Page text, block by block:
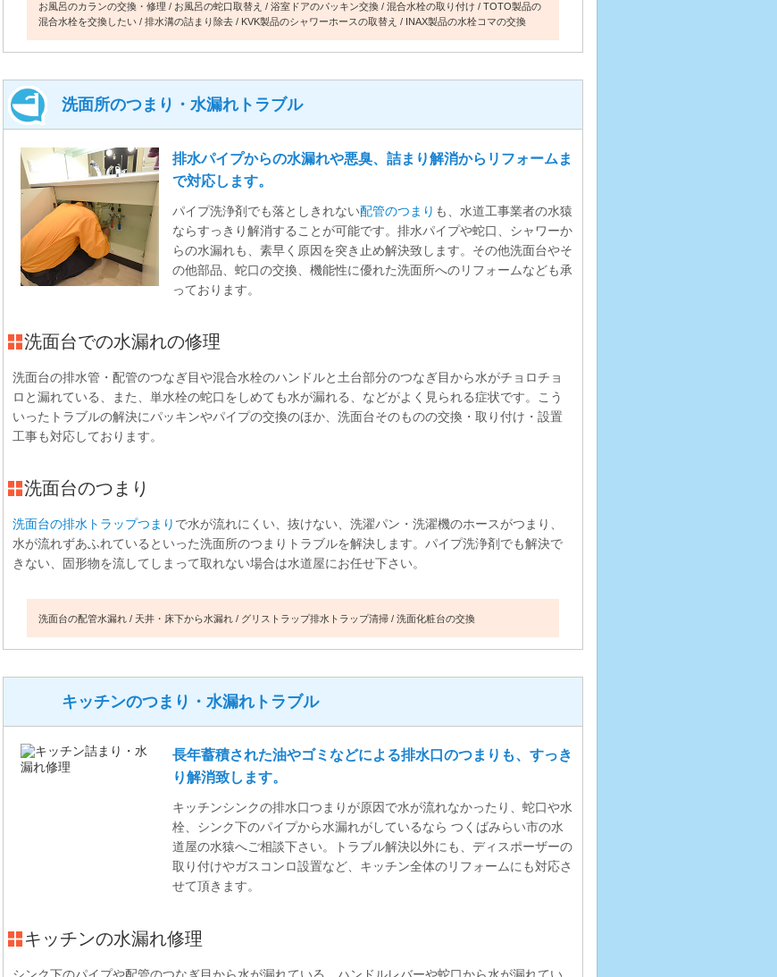
お風呂のカランの交換・修理 お風呂の蛇口取替え 浴室ドアのパッキン交換 混合水栓の取り付け
TOTO製品の
混合水栓を交換したい
排水溝の詰まり除去 KVK製品のシャワーホースの取替え INAX製品の水栓コマの交換
洗面所のつまり・水漏れトラブル
排水パイプからの水漏れや悪臭、詰まり解消からリフォームま
で対応します。
パイプ洗浄剤でも落としきれない配管のつまり も、水道工事業者の水猿
ならすっきり解消することが可能です。排水パイプや蛇口、シャワーか
らの水漏れも、素早く原因を突き止め解決致します。その他洗面台やそ
の他部品、蛇口の交換、機能性に優れた洗面所へのリフォームなども承
っております。
洗面台での水漏れの修理
洗面台の排水管・配管のつなぎ目や混合水栓のハンドルと土台部分のつなぎ目から水がチョロチョ
ロと漏れている、また、単水栓の蛇口をしめても水が漏れる、などがよく見られる症状です。こう
いったトラブルの解決にパッキンやパイプの交換のほか、洗面台そのものの交換・取り付け・設置
工事も対応しております。
洗面台のつまり
洗面台の排水トラップつまり で水が流れにくい、抜けない、洗濯パン・洗濯機のホースがつまり、
水が流れずあふれているといった洗面所のつまりトラブルを解決します。パイプ洗浄剤でも解決で
きない、固形物を流してしまって取れない場合は水道屋にお任せ下さい。
洗面台の配管水漏れ 天井・床下から水漏れ グリストラップ排水トラップ清掃 洗面化粧台の交換
キッチンのつまり・水漏れトラブル
長年蓄積された油やゴミなどによる排水口のつまりも、すっき
り解消致します。
キッチンシンクの排水口つまりが原因で水が流れなかったり、蛇口や水
栓、シンク下のパイプから水漏れがしているなら つくばみらい市の水
道屋の水猿へご相談下さい。トラブル解決以外にも、ディスポーザーの
取り付けやガスコンロ設置など、キッチン全体のリフォームにも対応さ
せて頂きます。
キッチンの水漏れ修理
シンク下のパイプや配管のつなぎ目から水が漏れている、ハンドルレバーや蛇口から水が漏れてい